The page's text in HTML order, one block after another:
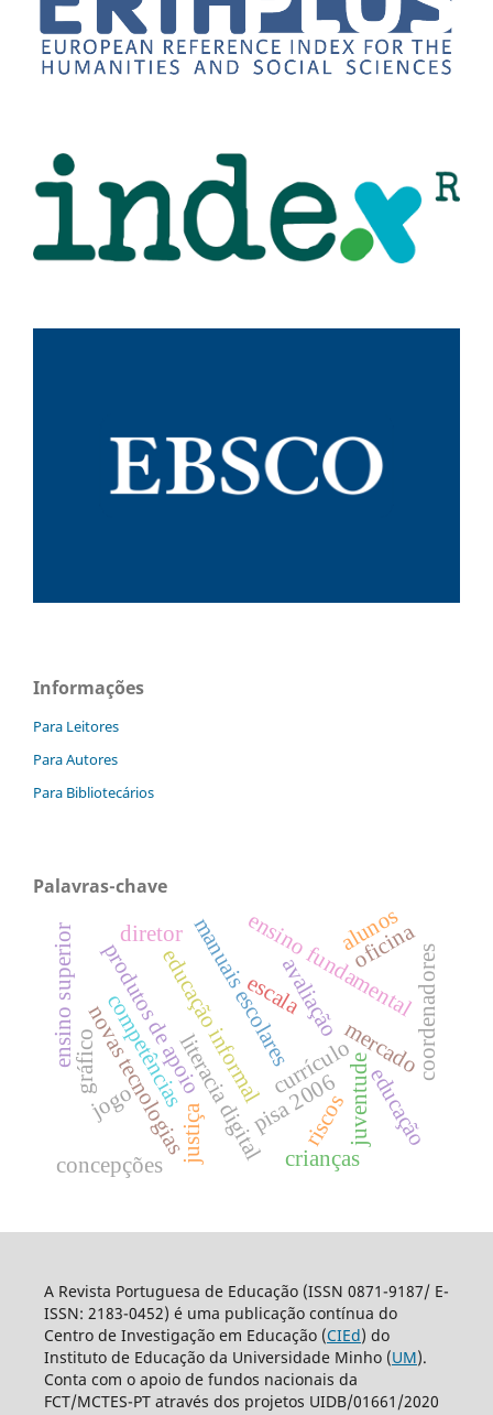
Informações
Para Leitores
Para Autores
Para Bibliotecários
Palavras-chave
produtos de apoio avaliação
currículo
manuais escolares
competências pisa 2006
literacia digital juventude
educação informal
crianças
novas tecnologias riscos
jogo
escala
gráfico
ensino fundamental
oficina
ensino superior mercado
justiça educação
alunos
coordenadores
diretor
concepções
A Revista Portuguesa de Educação (ISSN 0871-9187/ E-
ISSN: 2183-0452) é uma publicação contínua do
Centro de Investigação em Educação (CIEd) do
Instituto de Educação da Universidade Minho (UM).
Conta com o apoio de fundos nacionais da
FCT/MCTES-PT através dos projetos UIDB/01661/2020